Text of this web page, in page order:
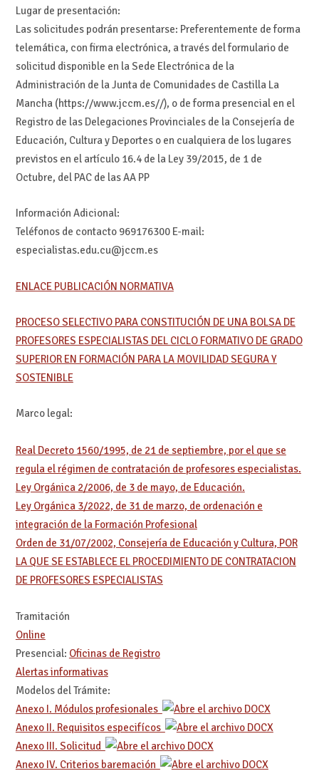
Lugar de presentación:
Las solicitudes podrán presentarse: Preferentemente de forma
telemática, con firma electrónica, a través del formulario de
solicitud disponible en la Sede Electrónica de la
Administración de la Junta de Comunidades de Castilla La
Mancha (https://www.jccm.es//), o de forma presencial en el
Registro de las Delegaciones Provinciales de la Consejería de
Educación, Cultura y Deportes o en cualquiera de los lugares
previstos en el artículo 16.4 de la Ley 39/2015, de 1 de
Octubre, del PAC de las AA PP
Información Adicional:
Teléfonos de contacto 969176300 E-mail:
especialistas.edu.cu@jccm.es
ENLACE PUBLICACIÓN NORMATIVA
PROCESO SELECTIVO PARA CONSTITUCIÓN DE UNA BOLSA DE
PROFESORES ESPECIALISTAS DEL CICLO FORMATIVO DE GRADO
SUPERIOR EN FORMACIÓN PARA LA MOVILIDAD SEGURA Y
SOSTENIBLE
Marco legal:
Real Decreto 1560/1995, de 21 de septiembre, por el que se
regula el régimen de contratación de profesores especialistas.
Ley Orgánica 2/2006, de 3 de mayo, de Educación.
Ley Orgánica 3/2022, de 31 de marzo, de ordenación e
integración de la Formación Profesional
Orden de 31/07/2002, Consejería de Educación y Cultura, POR
LA QUE SE ESTABLECE EL PROCEDIMIENTO DE CONTRATACION
DE PROFESORES ESPECIALISTAS
Tramitación
Online
Presencial: Oficinas de Registro
Alertas informativas
Modelos del Trámite:
Anexo I. Módulos profesionales
Anexo II. Requisitos especifícos
Anexo III. Solicitud
Anexo IV. Criterios baremación